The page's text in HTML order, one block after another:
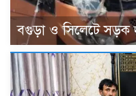
বগুড়া ও সিলেটে সড়ক